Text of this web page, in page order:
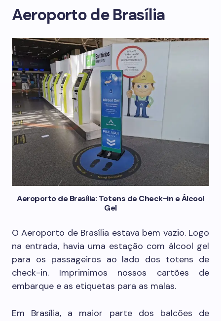
Aeroporto de Brasília
Aeroporto de Brasília: Totens de Check-in e Álcool
Gel
O Aeroporto de Brasília estava bem vazio. Logo
na entrada, havia uma estação com álcool gel
para os passageiros ao lado dos totens de
check-in. Imprimimos nossos cartões de
embarque e as etiquetas para as malas.
Em Brasília, a maior parte dos balcões de